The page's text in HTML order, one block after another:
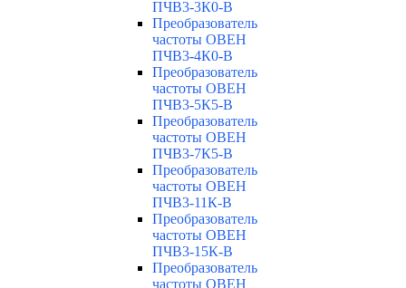
ПЧВ3-3К0-В
Преобразователь
частоты ОВЕН
ПЧВ3-4К0-В
Преобразователь
частоты ОВЕН
ПЧВ3-5К5-В
Преобразователь
частоты ОВЕН
ПЧВ3-7К5-В
Преобразователь
частоты ОВЕН
ПЧВ3-11К-В
Преобразователь
частоты ОВЕН
ПЧВ3-15К-В
Преобразователь
частоты ОВЕН